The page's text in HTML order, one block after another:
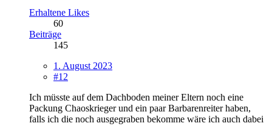
Erhaltene Likes
60
Beiträge
145
1. August 2023
#12
Ich müsste auf dem Dachboden meiner Eltern noch eine
Packung Chaoskrieger und ein paar Barbarenreiter haben,
falls ich die noch ausgegraben bekomme wäre ich auch dabei